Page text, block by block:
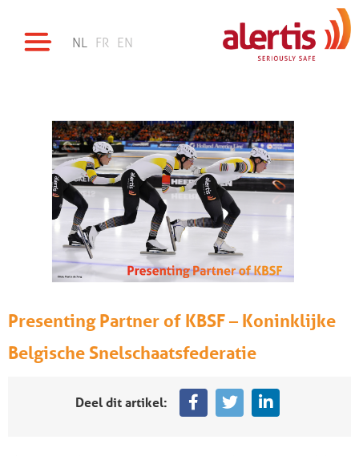
NL FR EN
Presenting Partner of KBSF – Koninklijke
Belgische Snelschaatsfederatie
Deel dit artikel: